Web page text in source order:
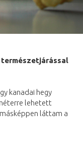
természetjárással
kanadai hegy
lehetett
láttam a